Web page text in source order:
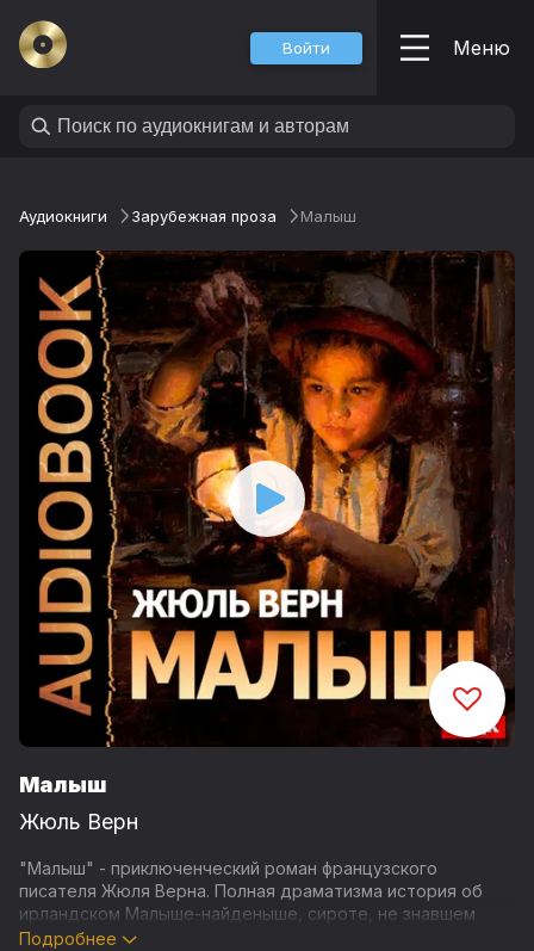
Войти Меню
Аудиокниги Зарубежная проза Малыш
Малыш
Жюль Верн
"Малыш" - приключенческий роман французского
писателя Жюля Верна. Полная драматизма история об
ирландском Малыше-найденыше, сироте, не знавшем
любви и ласки. Ему придется пройти через множество
Подробнее